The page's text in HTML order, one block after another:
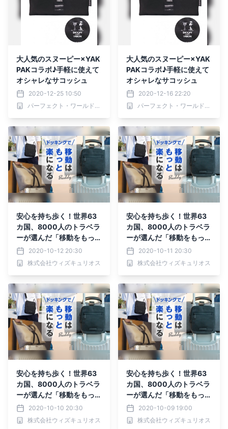
大人気のスヌーピー×YAK
PAKコラボ♪手軽に使えて
オシャレなサコッシュ
2020-12-25 10:50
パーフェクト・ワールド株式会社
大人気のスヌーピー×YAK
PAKコラボ♪手軽に使えて
オシャレなサコッシュ
2020-12-16 22:20
パーフェクト・ワールド株式会社
安心を持ち歩く！世界63
カ国、8000人のトラベラ
ーが選んだ「移動をもっと
楽にする」バッグがMaku
akeにて先行予約受付
中！！
2020-10-12 20:30
株式会社ウィズキュリオス
安心を持ち歩く！世界63
カ国、8000人のトラベラ
ーが選んだ「移動をもっと
楽にする」バッグがMaku
akeにて先行予約受付
中！！
2020-10-11 20:30
株式会社ウィズキュリオス
安心を持ち歩く！世界63
カ国、8000人のトラベラ
ーが選んだ「移動をもっと
楽にする」バッグがMaku
akeにて先行予約受付
中！！
2020-10-10 20:30
株式会社ウィズキュリオス
安心を持ち歩く！世界63
カ国、8000人のトラベラ
ーが選んだ「移動をもっと
楽にする」バッグがMaku
akeにて先行予約受付
中！！
2020-10-09 19:00
株式会社ウィズキュリオス